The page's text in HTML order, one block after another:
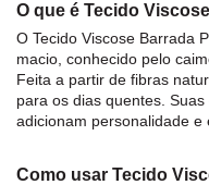
O que é Tecido
O Tecido Viscose Barrada
macio, conhecido pelo
Feita a partir de fibras
para os dias quentes.
adicionam personalidade e
Como usar Tecido